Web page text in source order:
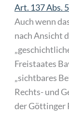
Art. 137 Abs.
Auch wenn
nach Ansicht
Freistaates
„sichtbares
Rechts- und
der Göttinger